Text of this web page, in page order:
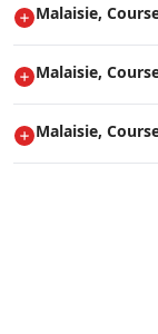
Malaisie,
Malaisie,
Malaisie,